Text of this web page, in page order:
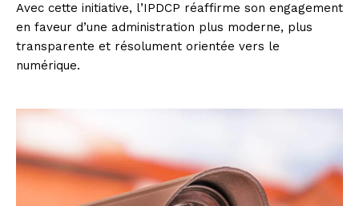
Avec cette initiative, l’IPDCP réaffirme son engagement
en faveur d’une administration plus moderne, plus
transparente et résolument orientée vers le
numérique.